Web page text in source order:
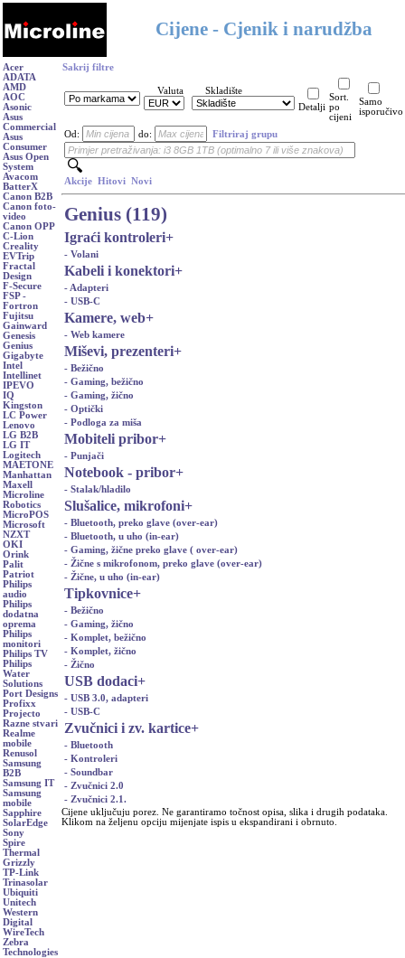
Cijene - Cjenik i narudžba
Acer
ADATA
AMD
AOC
Asonic
Asus
Commercial
Asus
Consumer
Asus Open
System
Avacom
BatterX
Canon B2B
Canon foto-
video
Canon OPP
C-Lion
Creality
EVTrip
Fractal
Design
F-Secure
FSP -
Fortron
Fujitsu
Gainward
Genesis
Genius
Gigabyte
Intel
Intellinet
IPEVO
IQ
Kingston
LC Power
Lenovo
LG B2B
LG IT
Logitech
MAETONE
Manhattan
Maxell
Microline
Robotics
MicroPOS
Microsoft
NZXT
OKI
Orink
Palit
Patriot
Philips
audio
Philips
dodatna
oprema
Philips
monitori
Philips TV
Philips
Water
Solutions
Port Designs
Profixx
Projecto
Razne stvari
Realme
mobile
Renusol
Samsung
B2B
Samsung IT
Samsung
mobile
Sapphire
SolarEdge
Sony
Spire
Thermal
Grizzly
TP-Link
Trinasolar
Ubiquiti
Unitech
Western
Digital
WireTech
Zebra
Technologies
Sakrij filtre
Valuta
Skladište
Detalji
Sort.
po
cijeni
Samo
isporučivo
Od: do: Filtriraj grupu
Akcije Hitovi Novi
Genius (119)
Igraći kontroleri+
- Volani
Kabeli i konektori+
- Adapteri
- USB-C
Kamere, web+
- Web kamere
Miševi, prezenteri+
- Bežično
- Gaming, bežično
- Gaming, žično
- Optički
- Podloga za miša
Mobiteli pribor+
- Punjači
Notebook - pribor+
- Stalak/hladilo
Slušalice, mikrofoni+
- Bluetooth, preko glave (over-ear)
- Bluetooth, u uho (in-ear)
- Gaming, žične preko glave ( over-ear)
- Žične s mikrofonom, preko glave (over-ear)
- Žične, u uho (in-ear)
Tipkovnice+
- Bežično
- Gaming, žično
- Komplet, bežično
- Komplet, žično
- Žično
USB dodaci+
- USB 3.0, adapteri
- USB-C
Zvučnici i zv. kartice+
- Bluetooth
- Kontroleri
- Soundbar
- Zvučnici 2.0
- Zvučnici 2.1.
Cijene uključuju porez. Ne garantiramo točnost opisa, slika i drugih podataka.
Klikom na željenu opciju mijenjate ispis u ekspandirani i obrnuto.